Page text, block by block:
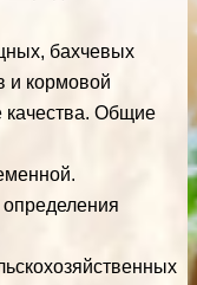
бахчевых
и кормовой
качества. Общие